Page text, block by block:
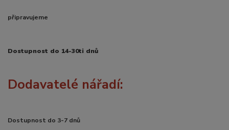
připravujeme
Dostupnost do 14-30ti dnů
Dodavatelé nářadí:
Dostupnost do 3-7 dnů